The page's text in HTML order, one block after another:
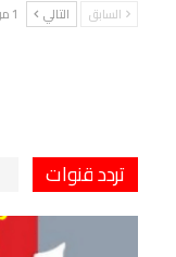
السابق التالي 1 من 285
تردد قنوات